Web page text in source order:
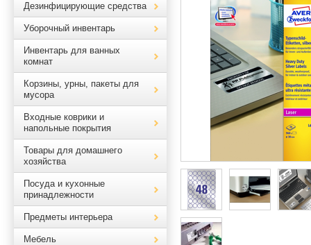
Дезинфицирующие средства
Уборочный инвентарь
Инвентарь для ванных
комнат
Корзины, урны, пакеты для
мусора
Входные коврики и
напольные покрытия
Товары для домашнего
хозяйства
Посуда и кухонные
принадлежности
Предметы интерьера
Мебель